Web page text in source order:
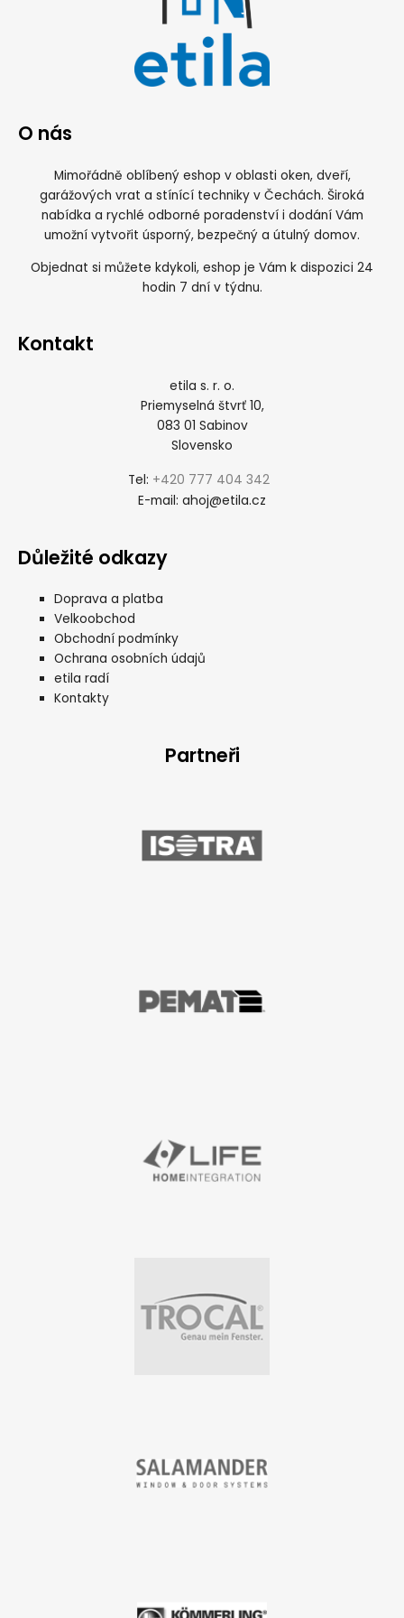
O nás
Mimořádně oblíbený eshop v oblasti oken, dveří,
garážových vrat a stínící techniky v Čechách. Široká
nabídka a rychlé odborné poradenství i dodání Vám
umožní vytvořit úsporný, bezpečný a útulný domov.
Objednat si můžete kdykoli, eshop je Vám k dispozici 24
hodin 7 dní v týdnu.
Kontakt
etila s. r. o.
Priemyselná štvrť 10,
083 01 Sabinov
Slovensko
Tel: +420 777 404 342
E-mail: ahoj@etila.cz
Důležité odkazy
Doprava a platba
Velkoobchod
Obchodní podmínky
Ochrana osobních údajů
etila radí
Kontakty
Partneři